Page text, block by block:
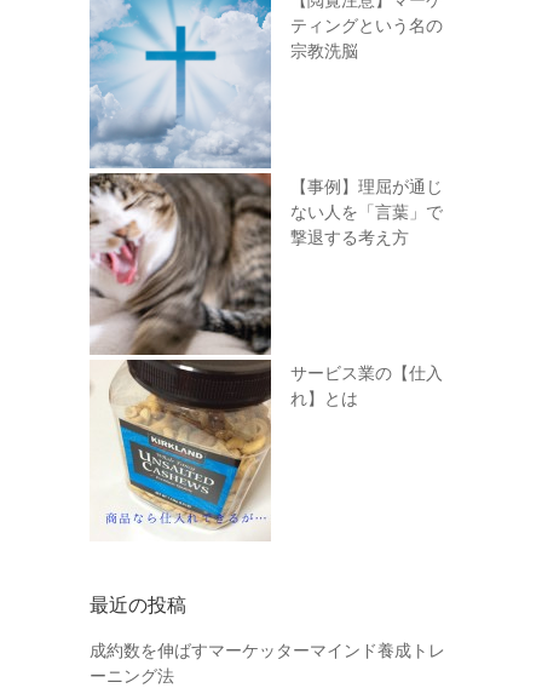
ティングという名の
宗教洗脳
【事例】理屈が通じ
ない人を「言葉」で
撃退する考え方
サービス業の【仕入
れ】とは
最近の投稿
成約数を伸ばすマーケッターマインド養成トレ
ーニング法